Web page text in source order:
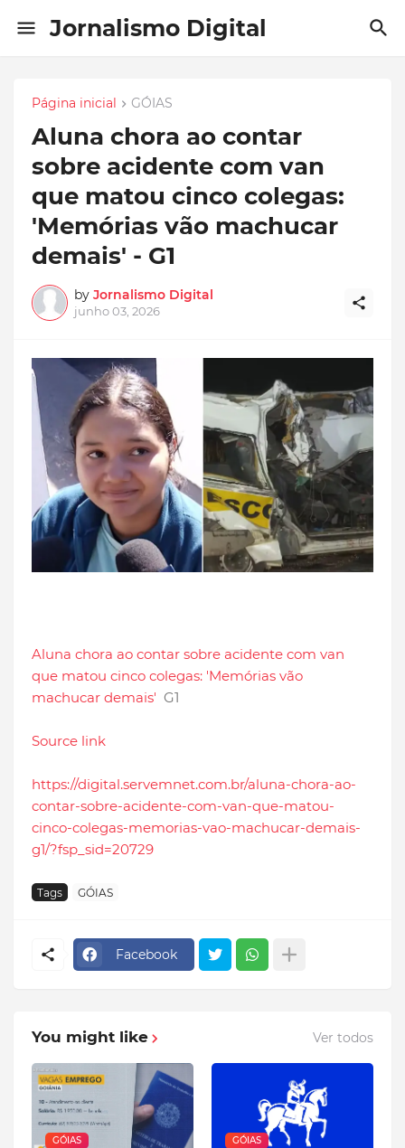
Jornalismo Digital
Página inicial GÓIAS
Aluna chora ao contar
sobre acidente com van
que matou cinco colegas:
'Memórias vão machucar
demais' - G1
by Jornalismo Digital
junho 03, 2026
Aluna chora ao contar sobre acidente com van
que matou cinco colegas: 'Memórias vão
machucar demais' G1
Source link
https://digital.servemnet.com.br/aluna-chora-ao-
contar-sobre-acidente-com-van-que-matou-
cinco-colegas-memorias-vao-machucar-demais-
g1/?fsp_sid=20729
Tags GÓIAS
Facebook
You might like Ver todos
GÓIAS GÓIAS